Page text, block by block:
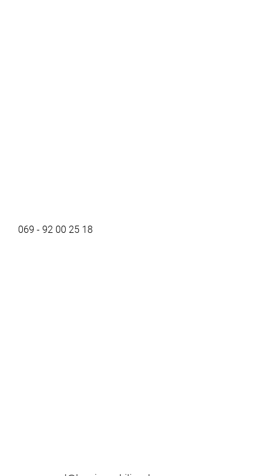
069 - 92 00 25 18